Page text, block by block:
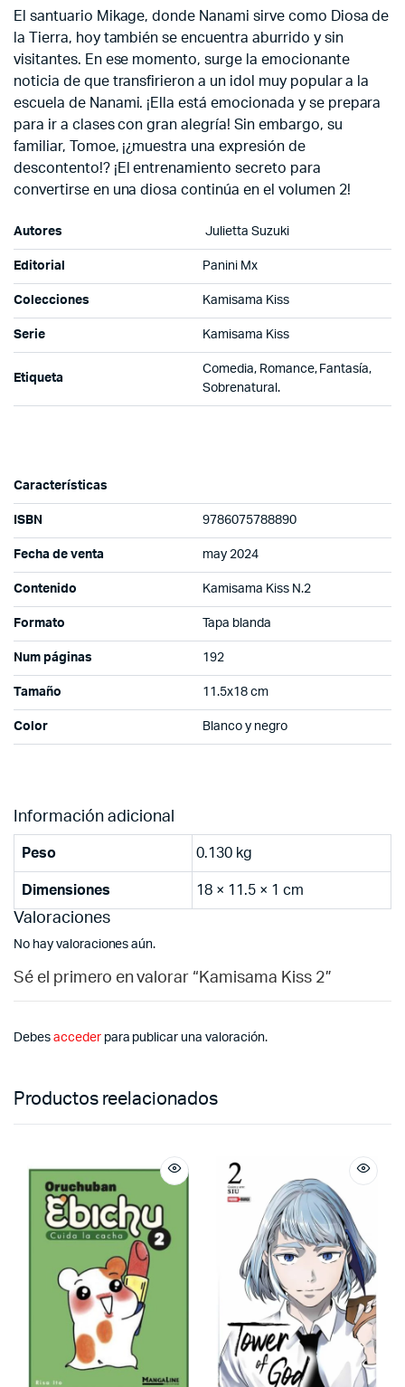
El santuario Mikage, donde Nanami sirve como Diosa de
la Tierra, hoy también se encuentra aburrido y sin
visitantes. En ese momento, surge la emocionante
noticia de que transfirieron a un idol muy popular a la
escuela de Nanami. ¡Ella está emocionada y se prepara
para ir a clases con gran alegría! Sin embargo, su
familiar, Tomoe, ¡¿muestra una expresión de
descontento!? ¡El entrenamiento secreto para
convertirse en una diosa continúa en el volumen 2!
Autores Julietta Suzuki
Editorial Panini Mx
Colecciones Kamisama Kiss
Serie Kamisama Kiss
Etiqueta
Comedia, Romance, Fantasía,
Sobrenatural.
Características
ISBN 9786075788890
Fecha de venta may 2024
Contenido Kamisama Kiss N.2
Formato Tapa blanda
Num páginas 192
Tamaño 11.5x18 cm
Color Blanco y negro
Información adicional
Peso 0.130 kg
Dimensiones 18 × 11.5 × 1 cm
Valoraciones
No hay valoraciones aún.
Sé el primero en valorar “Kamisama Kiss 2”
Debes accederpara publicar una valoración.
Productos reelacionados